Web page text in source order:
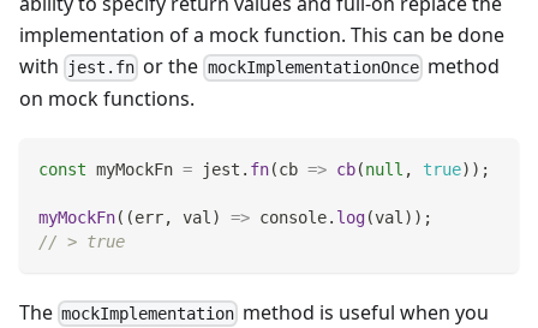
implementation of a mock function. This can be done
with
jest.fn or the mockImplementationOncemethod
on mock functions.
const myMockFn = jest . fn(cb => cb(null , true) ) ;
myMockFn( (err, val ) => console. log(val ) ) ;
// > true
The mockImplementation method is useful when you